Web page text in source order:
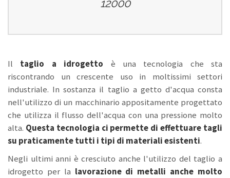
12000
Il taglio a idrogetto è una tecnologia che sta
riscontrando un crescente uso in moltissimi settori
industriale. In sostanza il taglio a getto d'acqua consta
nell'utilizzo di un macchinario appositamente progettato
che utilizza il flusso dell'acqua con una pressione molto
alta. Questa tecnologia ci permette di effettuare tagli
su praticamente tutti i tipi di materiali esistenti.
Negli ultimi anni è cresciuto anche l'utilizzo del taglio a
idrogetto per la lavorazione di metalli anche molto